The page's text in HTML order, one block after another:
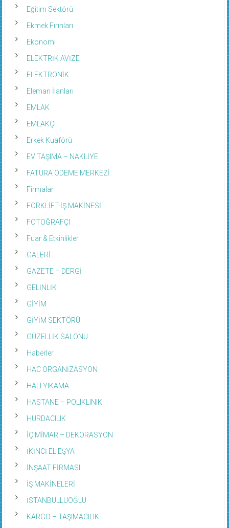
Eğitim Sektörü
Ekmek Fırınları
Ekonomi
ELEKTRİK AVİZE
ELEKTRONİK
Eleman İlanları
EMLAK
EMLAKÇI
Erkek Kuaförü
EV TAŞIMA – NAKLİYE
FATURA ÖDEME MERKEZİ
Firmalar
FORKLİFT-İŞ MAKİNESİ
FOTOĞRAFÇI
Fuar & Etkinlikler
GALERİ
GAZETE – DERGİ
GELİNLİK
GİYİM
GİYİM SEKTÖRÜ
GÜZELLİK SALONU
Haberler
HAC ORGANİZASYON
HALI YIKAMA
HASTANE – POLIKLINIK
HURDACILIK
İÇ MİMAR – DEKORASYON
İKİNCİ EL EŞYA
İNŞAAT FİRMASI
İŞ MAKİNELERİ
İSTANBULLUOĞLU
KARGO – TAŞIMACILIK